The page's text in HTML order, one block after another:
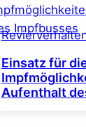
Einsatz für
Aufenthalt